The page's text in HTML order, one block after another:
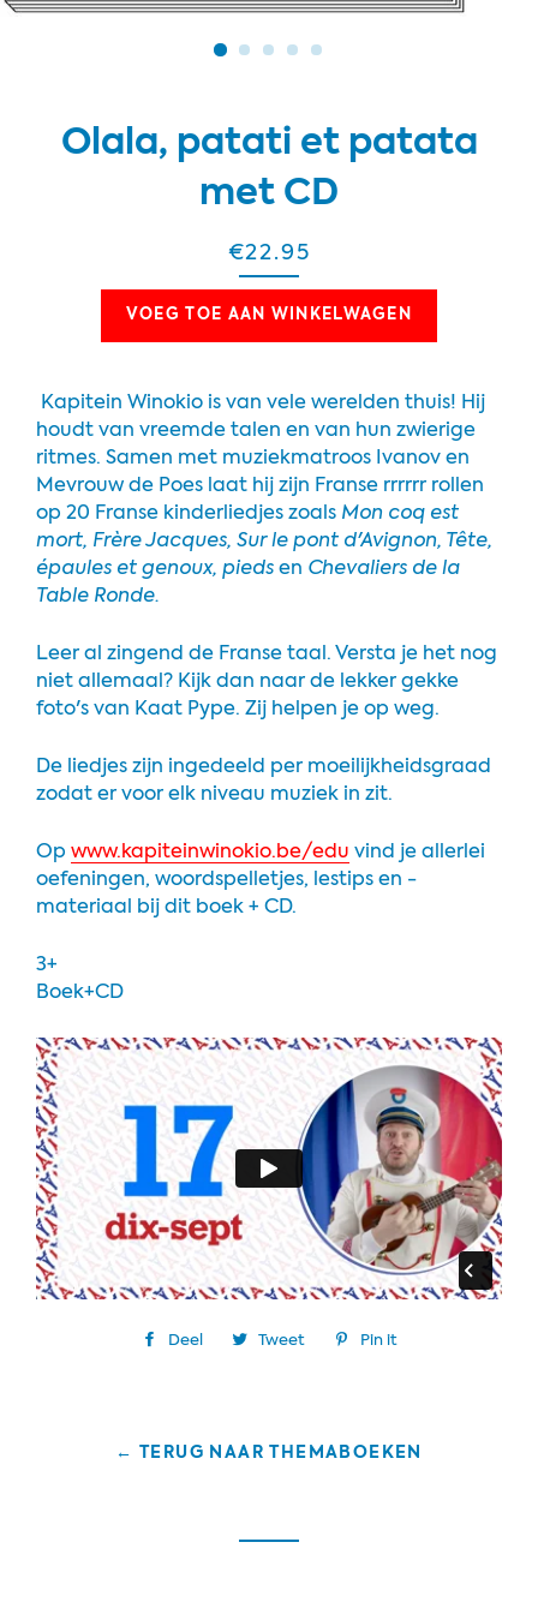
Olala, patati et patata
met CD
€22.95
VOEG TOE AAN WINKELWAGEN
Kapitein Winokio is van vele werelden thuis! Hij
houdt van vreemde talen en van hun zwierige
ritmes. Samen met muziekmatroos Ivanov en
Mevrouw de Poes laat hij zijn Franse rrrrrr rollen
op 20 Franse kinderliedjes zoals Mon coq est
mort, Frère Jacques, Sur le pont d'Avignon, Tête,
épaules et genoux, pieds en Chevaliers de la
Table Ronde.
Leer al zingend de Franse taal. Versta je het nog
niet allemaal? Kijk dan naar de lekker gekke
foto's van Kaat Pype. Zij helpen je op weg.
De liedjes zijn ingedeeld per moeilijkheidsgraad
zodat er voor elk niveau muziek in zit.
Op www.kapiteinwinokio.be/edu vind je allerlei
oefeningen, woordspelletjes, lestips en -
materiaal bij dit boek + CD.
3+
Boek+CD
Deel Tweet Pin it
← TERUG NAAR THEMABOEKEN